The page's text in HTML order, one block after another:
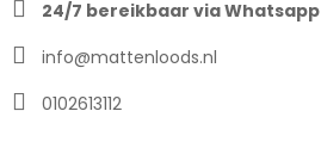
24/7 bereikbaar via Whatsapp
info@mattenloods.nl
0102613112